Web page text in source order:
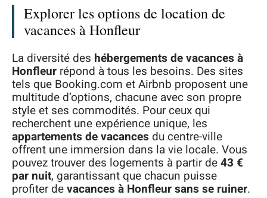
Explorer les options de location de
vacances à Honfleur
La diversité des hébergements de vacances à
Honfleur répond à tous les besoins. Des sites
tels que Booking.com et Airbnb proposent une
multitude d’options, chacune avec son propre
style et ses commodités. Pour ceux qui
recherchent une expérience unique, les
appartements de vacances du centre-ville
offrent une immersion dans la vie locale. Vous
pouvez trouver des logements à partir de43 €
par nuit, garantissant que chacun puisse
profiter devacances à Honfleur sans se ruiner.